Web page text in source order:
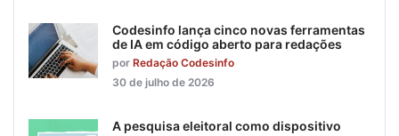
Codesinfo lança cinco novas ferramentas
de IA em código aberto para redações
por Redação Codesinfo
30 de julho de 2026
A pesquisa eleitoral como dispositivo